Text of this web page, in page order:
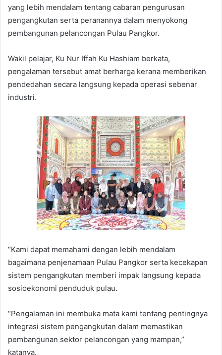
yang lebih mendalam tentang cabaran pengurusan
pengangkutan serta peranannya dalam menyokong
pembangunan pelancongan Pulau Pangkor.
Wakil pelajar, Ku Nur Iffah Ku Hashiam berkata,
pengalaman tersebut amat berharga kerana memberikan
pendedahan secara langsung kepada operasi sebenar
industri.
“Kami dapat memahami dengan lebih mendalam
bagaimana penjenamaan Pulau Pangkor serta kecekapan
sistem pengangkutan memberi impak langsung kepada
sosioekonomi penduduk pulau.
“Pengalaman ini membuka mata kami tentang pentingnya
integrasi sistem pengangkutan dalam memastikan
pembangunan sektor pelancongan yang mampan,”
katanya.